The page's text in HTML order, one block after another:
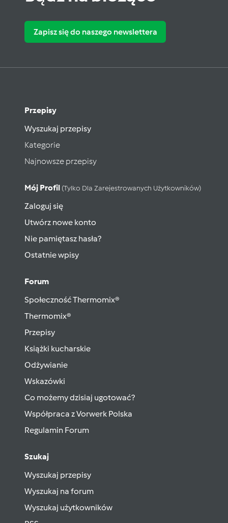
Zapisz się do naszego newslettera
Przepisy
Wyszukaj przepisy
Kategorie
Najnowsze przepisy
Mój Profil (tylko Dla Zarejestrowanych Użytkowników)
Zaloguj się
Utwórz nowe konto
Nie pamiętasz hasła?
Ostatnie wpisy
Forum
Społeczność Thermomix®
Thermomix®
Przepisy
Książki kucharskie
Odżywianie
Wskazówki
Co możemy dzisiaj ugotować?
Współpraca z Vorwerk Polska
Regulamin Forum
Szukaj
Wyszukaj przepisy
Wyszukaj na forum
Wyszukaj użytkowników